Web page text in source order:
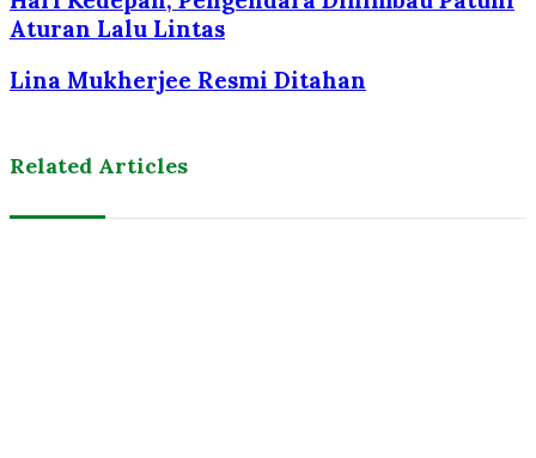
Aturan Lalu Lintas
Lina Mukherjee Resmi Ditahan
Related Articles